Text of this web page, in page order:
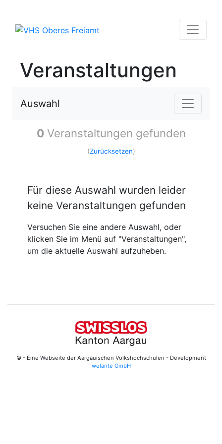
Veranstaltungen
Auswahl
0 Veranstaltungen gefunden
(Zurücksetzen)
Für diese Auswahl wurden leider
keine Veranstaltungen gefunden
Versuchen Sie eine andere Auswahl, oder
klicken Sie im Menü auf "Veranstaltungen",
um die aktuelle Auswahl aufzuheben.
© - Eine Webseite der Aargauischen Volkshochschulen - Development
welante GmbH